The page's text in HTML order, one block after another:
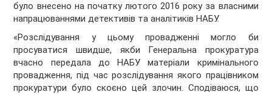
було внесено на початку лютого 2016 року за власними
напрацюваннями детективів та аналітиків НАБУ.
«Розслідування у цьому провадженні могло би
просуватися швидше, якби Генеральна прокуратура
вчасно передала до НАБУ матеріали кримінального
провадження, під час розслідування якого працівником
прокуратури було скоєно цей злочин. Сподіваюся, що